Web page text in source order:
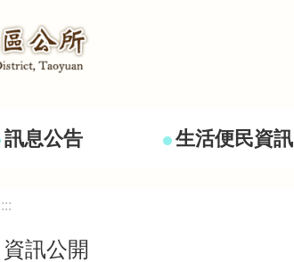
訊息公告 生活便民資訊
:::
資訊公開